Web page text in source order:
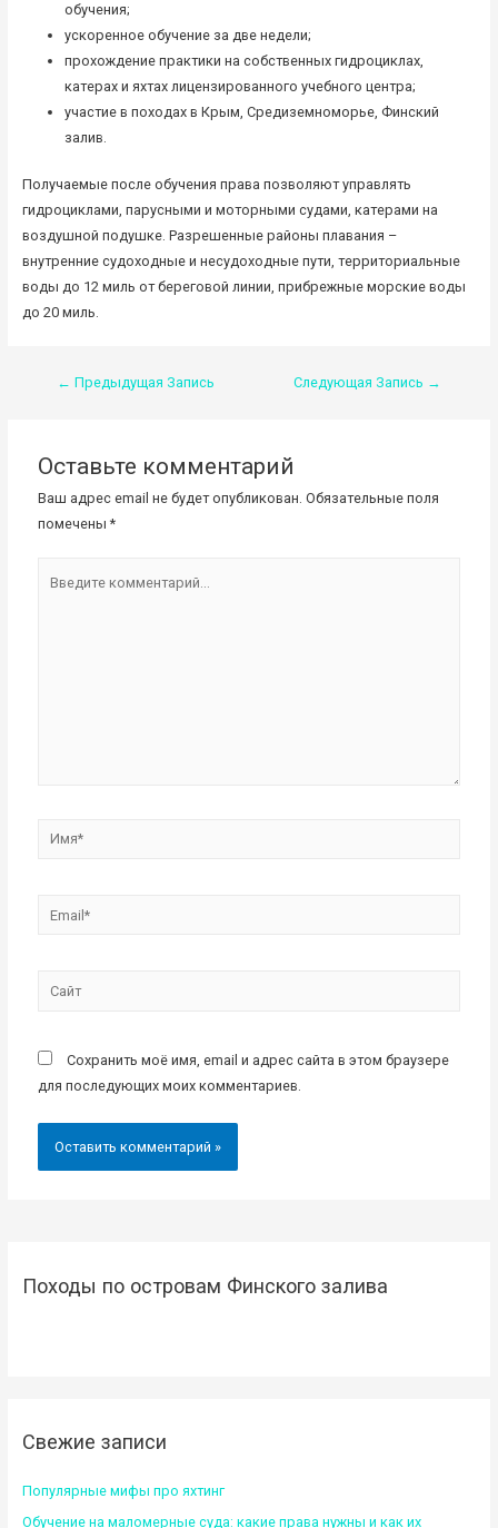
обучения;
ускоренное обучение за две недели;
прохождение практики на собственных гидроциклах,
катерах и яхтах лицензированного учебного центра;
участие в походах в Крым, Средиземноморье, Финский
залив.
Получаемые после обучения права позволяют управлять
гидроциклами, парусными и моторными судами, катерами на
воздушной подушке. Разрешенные районы плавания –
внутренние судоходные и несудоходные пути, территориальные
воды до 12 миль от береговой линии, прибрежные морские воды
до 20 миль.
Навигация
записям
← Предыдущая Запись Следующая Запись →
Оставьте комментарий
Ваш адрес email не будет опубликован. Обязательные поля
помечены*
комментарий...
Имя*
Email*
Сайт
Сохранить моё имя, email и адрес сайта в этом браузере
для последующих моих комментариев.
Походы по островам Финского залива
Свежие записи
Популярные мифы про яхтинг
Обучение на маломерные суда: какие права нужны и как их